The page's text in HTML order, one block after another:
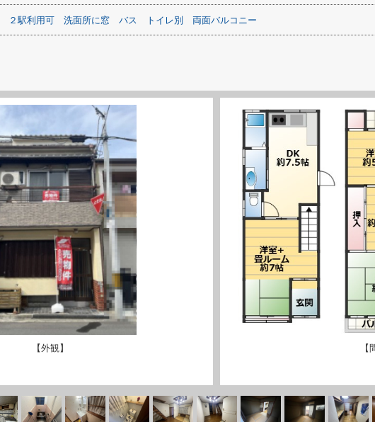
２駅利用可 洗面所に窓 バス トイレ別 両面バルコニー
【外観】 【